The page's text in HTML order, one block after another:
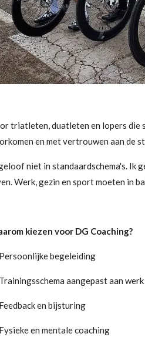
triatleten, duatleten en lopers die
en met vertrouwen aan de
niet in standaardschema's. Ik
Werk, gezin en sport moeten in
kiezen voor DG Coaching?
begeleiding
aangepast aan werk
en bijsturing
en mentale coaching